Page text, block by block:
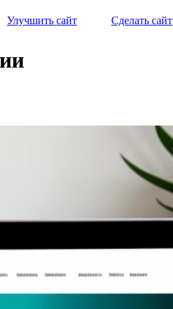
Улучшить сайт Сделать сайт